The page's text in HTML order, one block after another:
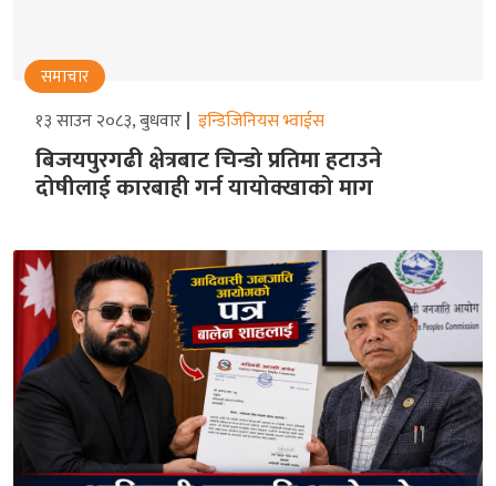
समाचार
१३ साउन २०८३, बुधवार इन्डिजिनियस भ्वाईस
बिजयपुरगढी क्षेत्रबाट चिन्डो प्रतिमा हटाउने
दोषीलाई कारबाही गर्न यायोक्खाको माग